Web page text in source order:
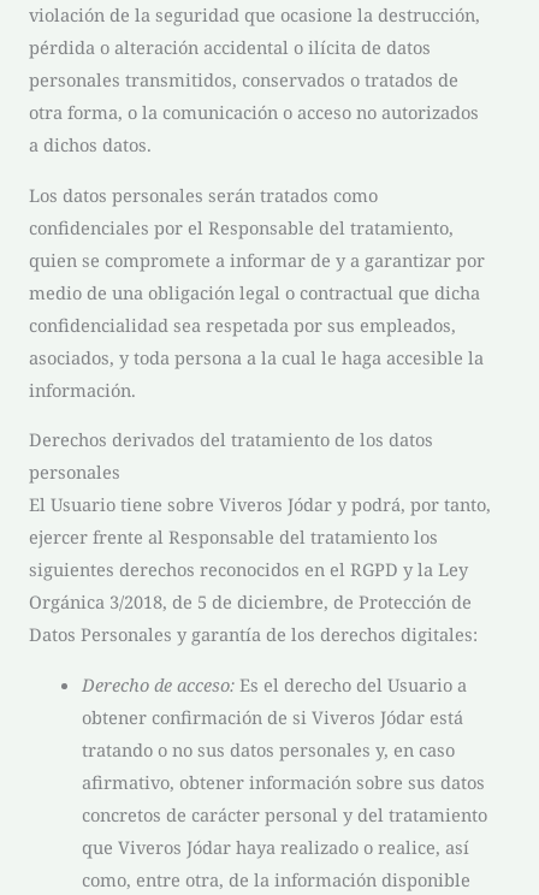
violación de la seguridad que ocasione la destrucción,
pérdida o alteración accidental o ilícita de datos
personales transmitidos, conservados o tratados de
otra forma, o la comunicación o acceso no autorizados
a dichos datos.
Los datos personales serán tratados como
confidenciales por el Responsable del tratamiento,
quien se compromete a informar de y a garantizar por
medio de una obligación legal o contractual que dicha
confidencialidad sea respetada por sus empleados,
asociados, y toda persona a la cual le haga accesible la
información.
Derechos derivados del tratamiento de los datos
personales
El Usuario tiene sobre Viveros Jódar y podrá, por tanto,
ejercer frente al Responsable del tratamiento los
siguientes derechos reconocidos en el RGPD y la Ley
Orgánica 3/2018, de 5 de diciembre, de Protección de
Datos Personales y garantía de los derechos digitales:
Derecho de acceso:Es el derecho del Usuario a
obtener confirmación de si Viveros Jódarestá
tratando o no sus datos personales y, en caso
afirmativo, obtener información sobre sus datos
concretos de carácter personal y del tratamiento
que Viveros Jódarhaya realizado o realice, así
como, entre otra, de la información disponible